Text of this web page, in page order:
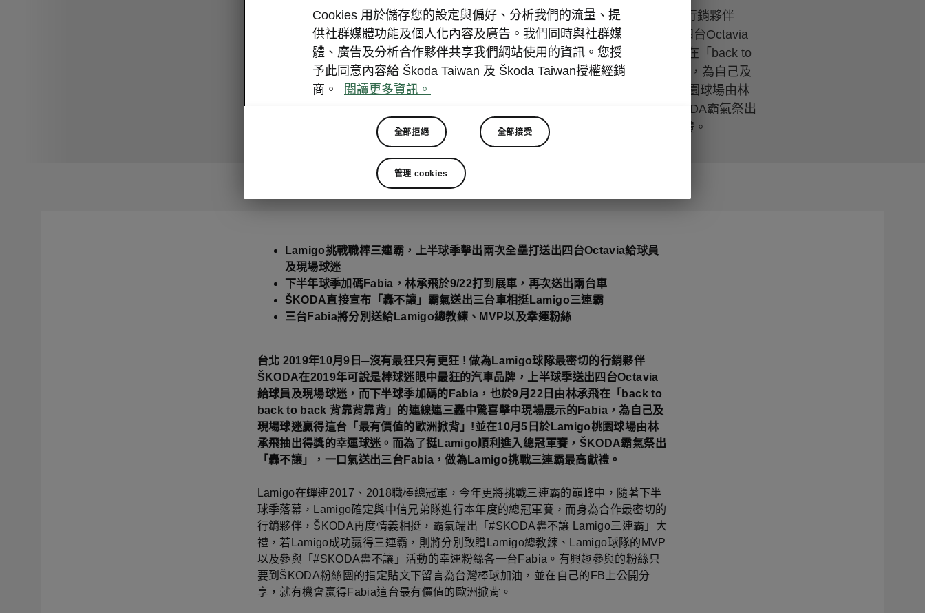
台北 2019年10月9日─沒有最狂只有更狂 ! 做為Lamigo球隊最密切的行銷夥伴
ŠKODA在2019年可說是棒球迷眼中最狂的汽車品牌，上半球季送出四台Octavia
給球員及現場球迷，而下半球季加碼的Fabia，也於9月22日由林承飛在「back to
back to back 背靠背靠背」的連線連三轟中驚喜擊中現場展示的Fabia，為自己及
現場球迷贏得這台「最有價值的歐洲掀背」!並在10月5日於Lamigo桃園球場由林
承飛抽出得獎的幸運球迷。而為了挺Lamigo順利進入總冠軍賽，ŠKODA霸氣祭出
「轟不讓」，一口氣送出三台Fabia，做為Lamigo挑戰三連霸最高獻禮。
Lamigo挑戰職棒三連霸，上半球季擊出兩次全壘打送出四台Octavia給球員
及現場球迷
下半年球季加碼Fabia，林承飛於9/22打到展車，再次送出兩台車
ŠKODA直接宣布「轟不讓」霸氣送出三台車相挺Lamigo三連霸
三台Fabia將分別送給Lamigo總教練、MVP以及幸運粉絲
台北 2019年10月9日─沒有最狂只有更狂 ! 做為Lamigo球隊最密切的行銷夥伴
ŠKODA在2019年可說是棒球迷眼中最狂的汽車品牌，上半球季送出四台Octavia
給球員及現場球迷，而下半球季加碼的Fabia，也於9月22日由林承飛在「back to
back to back 背靠背靠背」的連線連三轟中驚喜擊中現場展示的Fabia，為自己及
現場球迷贏得這台「最有價值的歐洲掀背」!並在10月5日於Lamigo桃園球場由林
承飛抽出得獎的幸運球迷。而為了挺Lamigo順利進入總冠軍賽，ŠKODA霸氣祭出
「轟不讓」，一口氣送出三台Fabia，做為Lamigo挑戰三連霸最高獻禮。
Lamigo在蟬連2017、2018職棒總冠軍，今年更將挑戰三連霸的巔峰中，隨著下半
球季落幕，Lamigo確定與中信兄弟隊進行本年度的總冠軍賽，而身為合作最密切的
行銷夥伴，ŠKODA再度情義相挺，霸氣端出「#SKODA轟不讓 Lamigo三連霸」大
禮，若Lamigo成功贏得三連霸，則將分別致贈Lamigo總教練、Lamigo球隊的MVP
以及參與「#SKODA轟不讓」活動的幸運粉絲各一台Fabia。有興趣參與的粉絲只
要到ŠKODA粉絲團的指定貼文下留言為台灣棒球加油，並在自己的FB上公開分
享，就有機會贏得Fabia這台最有價值的歐洲掀背。
Cookies 用於儲存您的設定與偏好、分析我們的流量、提
供社群媒體功能及個人化內容及廣告。我們同時與社群媒
體、廣告及分析合作夥伴共享我們網站使用的資訊。您授
予此同意內容給 Škoda Taiwan 及 Škoda Taiwan授權經銷
商。
閱讀更多資訊。
全部拒絕 全部接受
管理 cookies